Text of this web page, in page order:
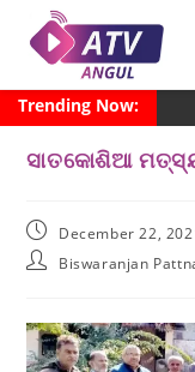
Trending Now:
ସାତକୋଶିଆ
December 22,
Biswaranjan